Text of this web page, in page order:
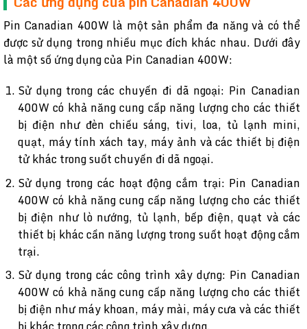
Pin Canadian 400W là một sản phẩm đa năng và có thể
được sử dụng trong nhiều mục đích khác nhau. Dưới đây
là một số ứng dụng của Pin Canadian 400W:
Sử dụng trong các chuyến đi dã ngoại: Pin Canadian
400W có khả năng cung cấp năng lượng cho các thiết
bị điện như đèn chiếu sáng, tivi, loa, tủ lạnh mini,
quạt, máy tính xách tay, máy ảnh và các thiết bị điện
tử khác trong suốt chuyến đi dã ngoại.
Sử dụng trong các hoạt động cắm trại: Pin Canadian
400W có khả năng cung cấp năng lượng cho các thiết
bị điện như lò nướng, tủ lạnh, bếp điện, quạt và các
thiết bị khác cần năng lượng trong suốt hoạt động cắm
trại.
Sử dụng trong các công trình xây dựng: Pin Canadian
400W có khả năng cung cấp năng lượng cho các thiết
bị điện như máy khoan, máy mài, máy cưa và các thiết